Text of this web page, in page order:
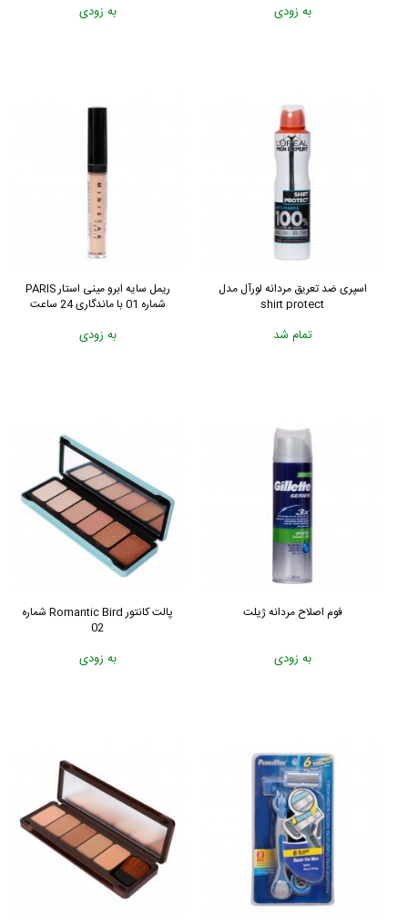
به زودی به زودی
اسپری ضد تعریق مردانه لورآل مدل
shirt protect
تمام شد
ریمل سایه ابرو مینی استار PARIS
شماره 01 با ماندگاری 24 ساعت
به زودی
فوم اصلاح مردانه ژیلت
به زودی
پالت کانتور Romantic Bird شماره
02
به زودی